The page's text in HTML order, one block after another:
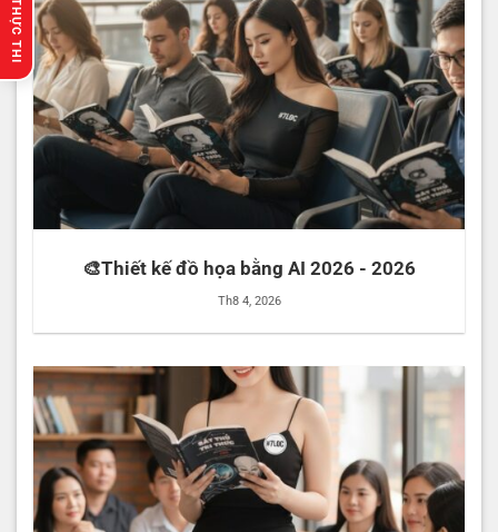
🎨Thiết kế đồ họa bằng AI 2026 - 2026
Th8 4, 2026